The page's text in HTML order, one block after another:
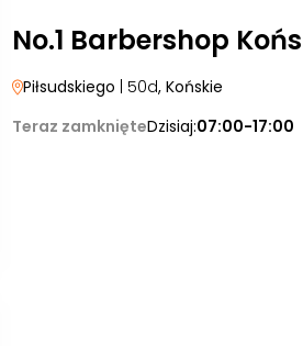
No.1 Barbershop
Piłsudskiego | 50d, Końskie
Teraz zamknięteDzisiaj:07:00-17:00